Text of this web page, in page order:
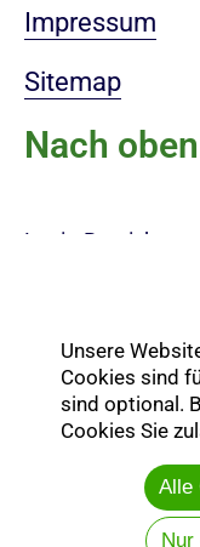
Impressum
Sitemap
Nach oben
Login-Bereich
Unsere
Cookies sind
sind optional.
Cookies Sie
Alle
Nur